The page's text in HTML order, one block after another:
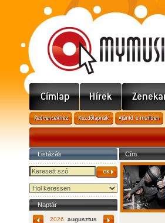
Listázás
Naptár
2026. augusztus
Cím